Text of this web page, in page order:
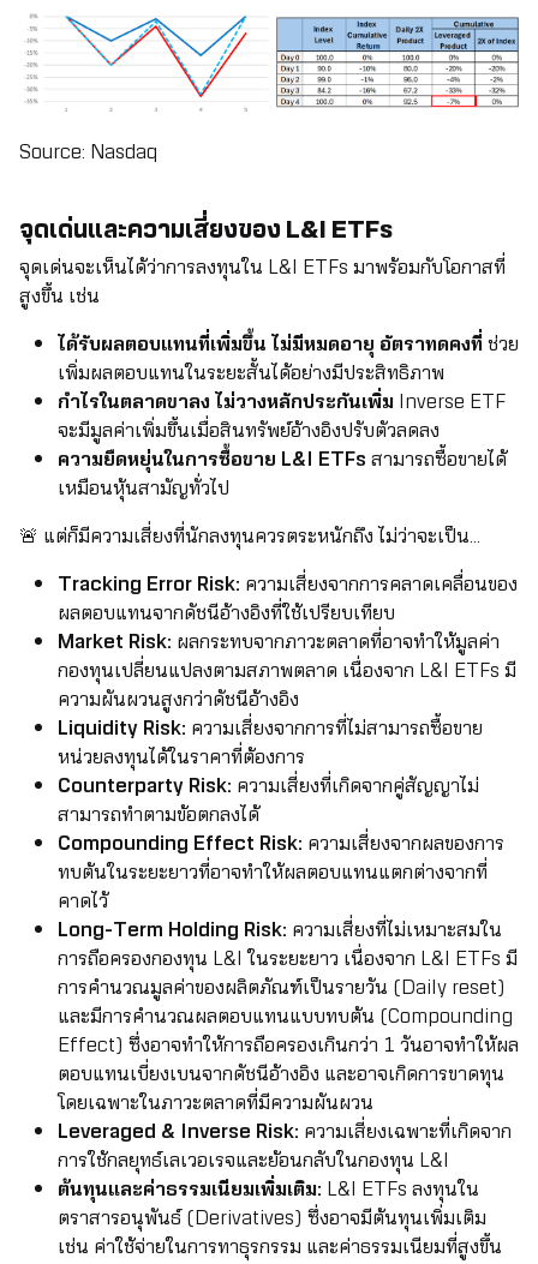
Source: Nasdaq
จุดเด่นและความเสี่ยงของ L&I ETFs
จุดเด่นจะเห็นได้ว่าการลงทุนใน L&I ETFs มาพร้อมกับโอกาสที่
สูงขึ้น เช่น
ได้รับผลตอบแทนที่เพิ่มขึ้น ไม่มีหมดอายุ อัตราทดคงที่ช่วย
เพิ่มผลตอบแทนในระยะสั้นได้อย่างมีประสิทธิภาพ
กำไรในตลาดขาลง ไม่วางหลักประกันเพิ่ม Inverse ETF
จะมีมูลค่าเพิ่มขึ้นเมื่อสินทรัพย์อ้างอิงปรับตัวลดลง
ความยืดหยุ่นในการซื้อขาย L&I ETFsสามารถซื้อขายได้
เหมือนหุ้นสามัญทั่วไป
🚨 แต่ก็มีความเสี่ยงที่นักลงทุนควรตระหนักถึง ไม่ว่าจะเป็น...
Tracking Error Risk: ความเสี่ยงจากการคลาดเคลื่อนของ
ผลตอบแทนจากดัชนีอ้างอิงที่ใช้เปรียบเทียบ
Market Risk: ผลกระทบจากภาวะตลาดที่อาจทำให้มูลค่า
กองทุนเปลี่ยนแปลงตามสภาพตลาด เนื่องจาก L&I ETFs มี
ความผันผวนสูงกว่าดัชนีอ้างอิง
Liquidity Risk: ความเสี่ยงจากการที่ไม่สามารถซื้อขาย
หน่วยลงทุนได้ในราคาที่ต้องการ
Counterparty Risk: ความเสี่ยงที่เกิดจากคู่สัญญาไม่
สามารถทำตามข้อตกลงได้
Compounding Effect Risk: ความเสี่ยงจากผลของการ
ทบต้นในระยะยาวที่อาจทำให้ผลตอบแทนแตกต่างจากที่
คาดไว้
Long-Term Holding Risk: ความเสี่ยงที่ไม่เหมาะสมใน
การถือครองกองทุน L&I ในระยะยาว เนื่องจาก L&I ETFs มี
การคำนวณมูลค่าของผลิตภัณฑ์เป็นรายวัน (Daily reset)
และมีการคำนวณผลตอบแทนแบบทบต้น (Compounding
Effect) ซึ่งอาจทำให้การถือครองเกินกว่า 1 วันอาจทำให้ผล
ตอบแทนเบี่ยงเบนจากดัชนีอ้างอิง และอาจเกิดการขาดทุน
โดยเฉพาะในภาวะตลาดที่มีความผันผวน
Leveraged & Inverse Risk: ความเสี่ยงเฉพาะที่เกิดจาก
การใช้กลยุทธ์เลเวอเรจและย้อนกลับในกองทุน L&I
ต้นทุนและค่าธรรมเนียมเพิ่มเติม: L&I ETFs ลงทุนใน
ตราสารอนุพันธ์ (Derivatives) ซึ่งอาจมีต้นทุนเพิ่มเติม
เช่น ค่าใช้จ่ายในการทาธุรกรรม และค่าธรรมเนียมที่สูงขึ้น